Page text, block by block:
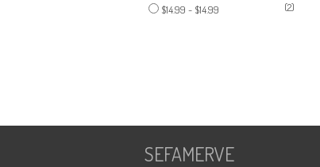
$14.99 - $14.99
(2)
SEFAMERVE